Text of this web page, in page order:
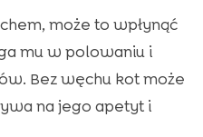
może to wpłynąć
mu w polowaniu i
Bez węchu kot może
na jego apetyt i